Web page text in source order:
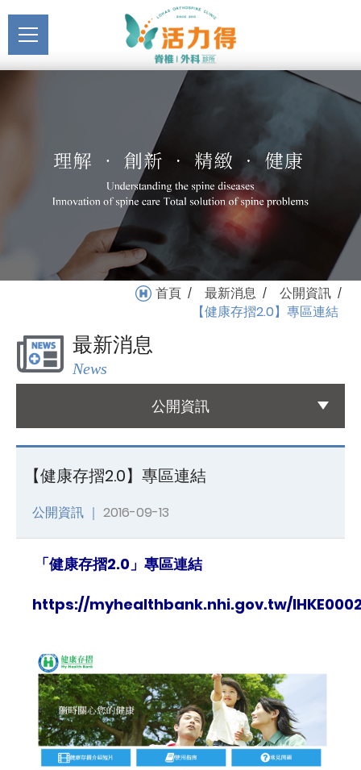
【健康存摺2.0】專區連結
_公開資訊_最新消息 | 活
力得脊椎外科診所
主選單關於活力得
醫療服務
Medical Service
Registration
就醫指南
Medical Instruction
衛教專區
Health Education
友善連結
Links
首頁 / 最新消息 / 公開資訊 /
【健康存摺2.0】專區連結
最新消息
News
公開資訊
【健康存摺2.0】專區連結
公開資訊 ｜ 2016-09-13
「健康存摺2.0」專區連結
https://myhealthbank.nhi.gov.tw/